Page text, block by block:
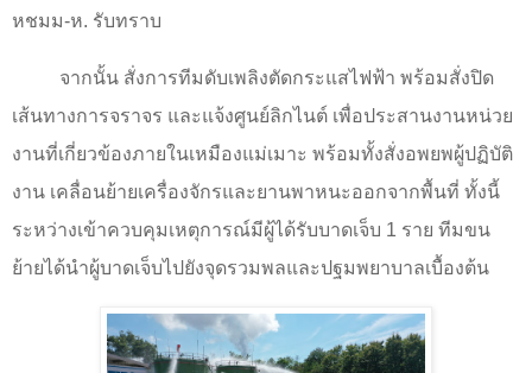
หชมม-ห. รับทราบ
จากนั้น สั่งการทีมดับเพลิงตัดกระแสไฟฟ้า พร้อมสั่งปิด
เส้นทางการจราจร และแจ้งศูนย์ลิกไนต์ เพื่อประสานงานหน่วย
งานที่เกี่ยวข้องภายในเหมืองแม่เมาะ พร้อมทั้งสั่งอพยพผู้ปฏิบัติ
งาน เคลื่อนย้ายเครื่องจักรและยานพาหนะออกจากพื้นที่ ทั้งนี้
ระหว่างเข้าควบคุมเหตุการณ์มีผู้ได้รับบาดเจ็บ 1 ราย ทีมขน
ย้ายได้นำผู้บาดเจ็บไปยังจุดรวมพลและปฐมพยาบาลเบื้องต้น